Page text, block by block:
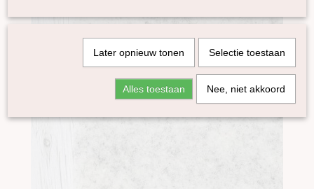
Later opnieuw tonen Selectie toestaan
Alles toestaan Nee, niet akkoord